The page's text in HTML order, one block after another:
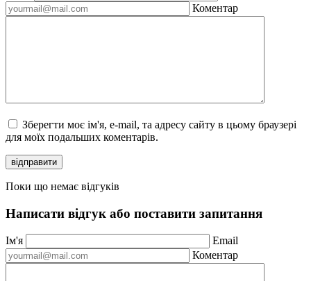
Коментар
Зберегти моє ім'я, e-mail, та адресу сайту в цьому браузері
для моїх подальших коментарів.
відправити
Поки що немає відгуків
Написати відгук або поставити запитання
Ім'я
Email
Коментар